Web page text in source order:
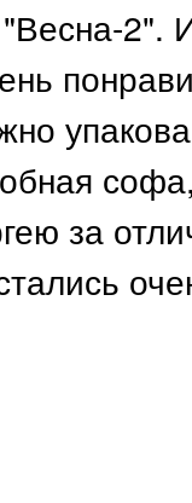
2".
за